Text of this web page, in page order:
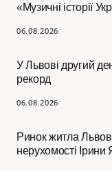
«Музичні історії
06.08.2026
У Львові другий
рекорд
06.08.2026
Ринок житла
нерухомості